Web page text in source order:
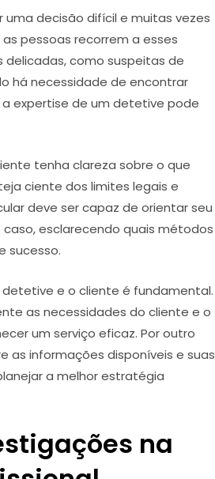
decisão difícil e muitas vezes
pessoas recorrem a esses
como suspeitas de
há necessidade de encontrar
expertise de um detetive pode
tenha clareza sobre o que
ciente dos limites legais e
deve ser capaz de orientar seu
esclarecendo quais métodos
sucesso.
e o cliente é fundamental.
as necessidades do cliente e o
um serviço eficaz. Por outro
as informações disponíveis e suas
a melhor estratégia
na